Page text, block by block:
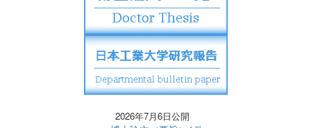
2026年7月6日公開